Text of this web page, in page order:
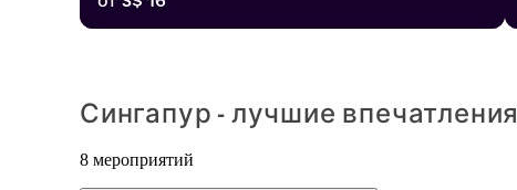
ждут безлимитный Wi-Fi, удобные кресла,
изысканные блюда и освежающие напитки.
Сингапур - лучшие впечатления
8 мероприятий